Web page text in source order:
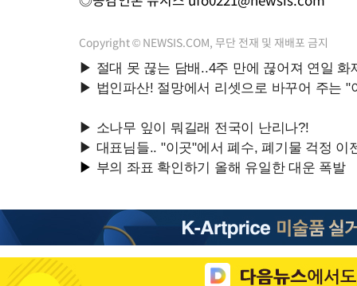
Copyright © NEWSIS.COM, 무단 전재 및 재배포 금지